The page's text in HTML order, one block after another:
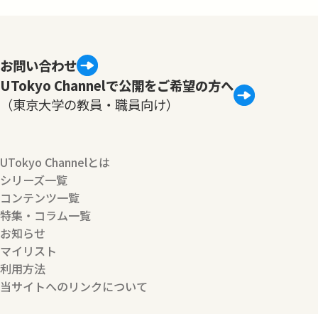
お問い合わせ
UTokyo Channelで公開をご希望の方へ
（東京大学の教員・職員向け）
UTokyo Channelとは
シリーズ一覧
コンテンツ一覧
特集・コラム一覧
お知らせ
マイリスト
利用方法
当サイトへのリンクについて